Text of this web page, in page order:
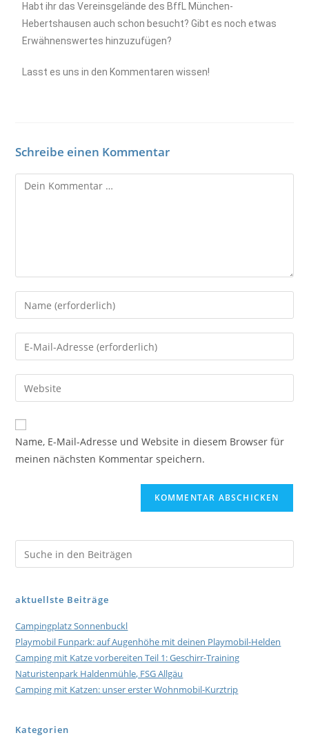
Habt ihr das Vereinsgelände des BffL München-
Hebertshausen auch schon besucht? Gibt es noch etwas
Erwähnenswertes hinzuzufügen?
Lasst es uns in den Kommentaren wissen!
Schreibe einen Kommentar
Name, E-Mail-Adresse und Website in diesem Browser für
meinen nächsten Kommentar speichern.
aktuellste Beiträge
Campingplatz Sonnenbuckl
Playmobil Funpark: auf Augenhöhe mit deinen Playmobil-Helden
Camping mit Katze vorbereiten Teil 1: Geschirr-Training
Naturistenpark Haldenmühle, FSG Allgäu
Camping mit Katzen: unser erster Wohnmobil-Kurztrip
Kategorien